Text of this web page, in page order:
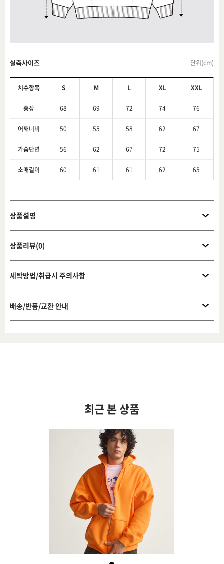
실측사이즈 단위(cm)
치수항목 S M L XL XXL
총장 68 69 72 74 76
어깨너비 50 55 58 62 67
가슴단면 56 62 67 72 75
소매길이 60 61 61 62 65
상품설명
상품리뷰(0)
세탁방법/취급시 주의사항
배송/반품/교환 안내
최근 본 상품